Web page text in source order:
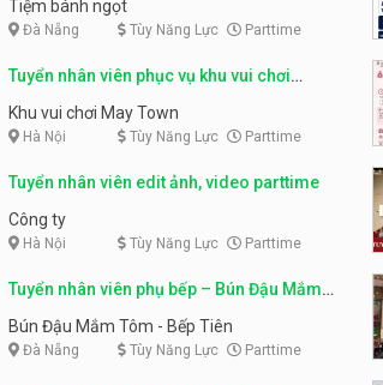
Tiệm bánh ngọt
Đà Nẵng Tùy Năng Lực Parttime
Tuyển nhân viên phục vụ khu vui chơi
parttime linh động
Khu vui chơi May Town
Hà Nội Tùy Năng Lực Parttime
Tuyển nhân viên edit ảnh, video parttime
Công ty
Hà Nội Tùy Năng Lực Parttime
Tuyển nhân viên phụ bếp – Bún Đậu Mắm
Tôm – Bếp Tiên
Bún Đậu Mắm Tôm - Bếp Tiên
Đà Nẵng Tùy Năng Lực Parttime